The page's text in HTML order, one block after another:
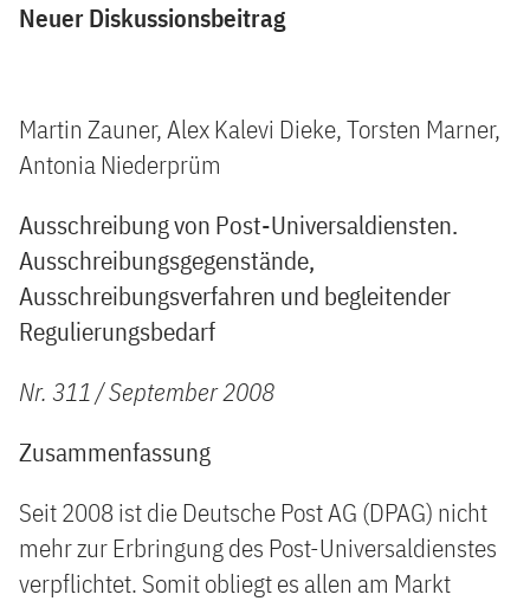
Neuer Diskussionsbeitrag
Martin Zauner, Alex Kalevi Dieke, Torsten Marner,
Antonia Niederprüm
Ausschreibung von Post-Universaldiensten.
Ausschreibungsgegenstände,
Ausschreibungsverfahren und begleitender
Regulierungsbedarf
Nr. 311 / September 2008
Zusammenfassung
Seit 2008 ist die Deutsche Post AG (DPAG) nicht
mehr zur Erbringung des Post-Universaldienstes
verpflichtet. Somit obliegt es allen am Markt